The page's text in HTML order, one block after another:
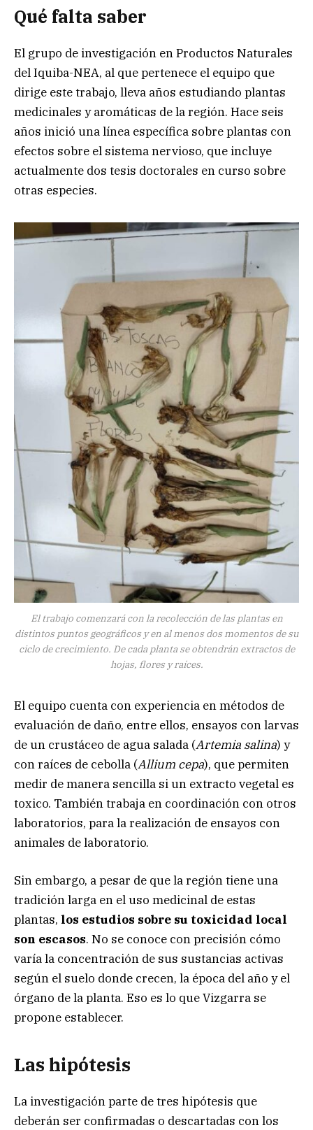
Qué falta saber
El grupo de investigación en Productos Naturales
del Iquiba-NEA, al que pertenece el equipo que
dirige este trabajo, lleva años estudiando plantas
medicinales y aromáticas de la región. Hace seis
años inició una línea específica sobre plantas con
efectos sobre el sistema nervioso, que incluye
actualmente dos tesis doctorales en curso sobre
otras especies.
El trabajo comenzará con la recolección de las plantas en
distintos puntos geográficos y en al menos dos momentos de su
ciclo de crecimiento. De cada planta se obtendrán extractos de
hojas, flores y raíces.
El equipo cuenta con experiencia en métodos de
evaluación de daño, entre ellos, ensayos con larvas
de un crustáceo de agua salada (Artemia salina) y
con raíces de cebolla (Allium cepa), que permiten
medir de manera sencilla si un extracto vegetal es
toxico. También trabaja en coordinación con otros
laboratorios, para la realización de ensayos con
animales de laboratorio.
Sin embargo, a pesar de que la región tiene una
tradición larga en el uso medicinal de estas
plantas, los estudios sobre su toxicidad local
son escasos. No se conoce con precisión cómo
varía la concentración de sus sustancias activas
según el suelo donde crecen, la época del año y el
órgano de la planta. Eso es lo que Vizgarra se
propone establecer.
Las hipótesis
La investigación parte de tres hipótesis que
deberán ser confirmadas o descartadas con los